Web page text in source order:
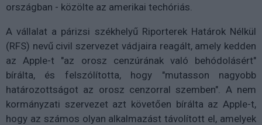
országban - közölte az amerikai techóriás.
A vállalat a párizsi székhelyű Riporterek Határok Nélkül
(RFS) nevű civil szervezet vádjaira reagált, amely kedden
az Apple-t "az orosz cenzúrának való behódolásért"
bírálta, és felszólította, hogy "mutasson nagyobb
határozottságot az orosz cenzorral szemben". A nem
kormányzati szervezet azt követően bírálta az Apple-t,
hogy az számos olyan alkalmazást távolított el, amelyek